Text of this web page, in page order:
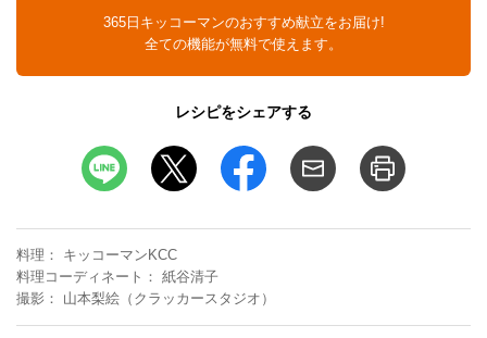
365日キッコーマンのおすすめ献立をお届け!
全ての機能が無料で使えます。
レシピをシェアする
料理
キッコーマンKCC
料理コーディネート
紙谷清子
撮影
山本梨絵（クラッカースタジオ）